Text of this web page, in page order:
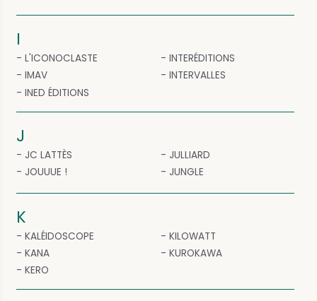
I
L'ICONOCLASTE
IMAV
INED ÉDITIONS
INTERÉDITIONS
INTERVALLES
J
JC LATTÈS
JOUUUE !
JULLIARD
JUNGLE
K
KALÉIDOSCOPE
KANA
KERO
KILOWATT
KUROKAWA